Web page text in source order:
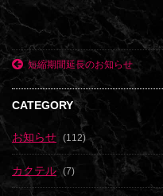
短縮期間延長のお知らせ
CATEGORY
お知らせ (112)
カクテル (7)